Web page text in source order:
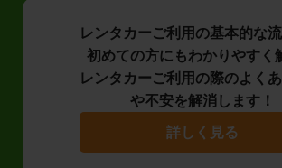
レンタカーご利用の基本的な流
初めての方にもわかりやすく
レンタカーご利用の際のよく
や不安を解消します！
詳しく見る